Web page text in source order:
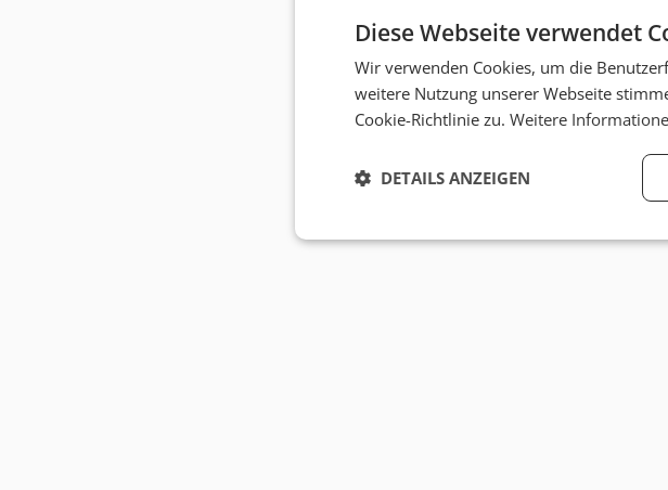
Diese Webseite verwendet
Wir verwenden Cookies, um die
weitere Nutzung unserer Webseite
Cookie-Richtlinie zu. Weitere
DETAILS ANZEIGEN